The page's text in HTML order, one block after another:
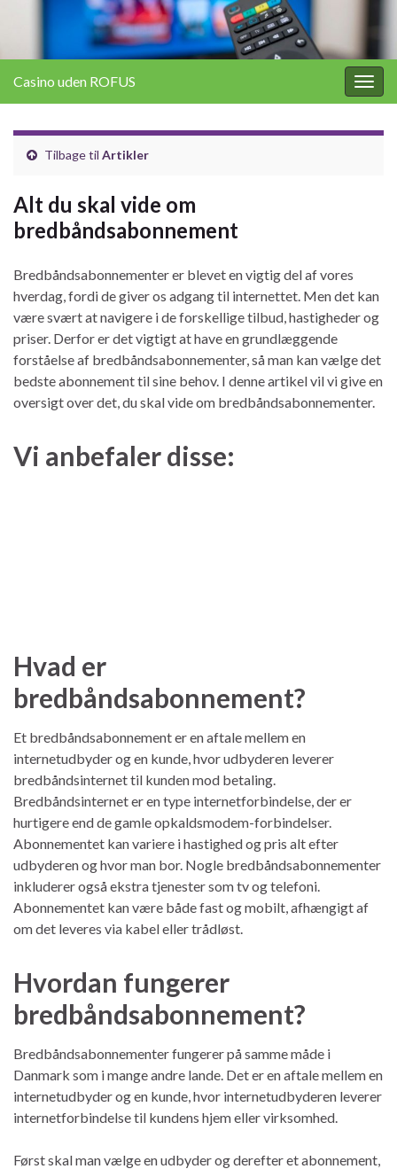
Casino uden ROFUS
Tilbage til Artikler
Alt du skal vide om
bredbåndsabonnement
Bredbåndsabonnementer er blevet en vigtig del af vores
hverdag, fordi de giver os adgang til internettet. Men det kan
være svært at navigere i de forskellige tilbud, hastigheder og
priser. Derfor er det vigtigt at have en grundlæggende
forståelse af bredbåndsabonnementer, så man kan vælge det
bedste abonnement til sine behov. I denne artikel vil vi give en
oversigt over det, du skal vide om bredbåndsabonnementer.
Vi anbefaler disse:
Hvad er
bredbåndsabonnement?
Et bredbåndsabonnement er en aftale mellem en
internetudbyder og en kunde, hvor udbyderen leverer
bredbåndsinternet til kunden mod betaling.
Bredbåndsinternet er en type internetforbindelse, der er
hurtigere end de gamle opkaldsmodem-forbindelser.
Abonnementet kan variere i hastighed og pris alt efter
udbyderen og hvor man bor. Nogle bredbåndsabonnementer
inkluderer også ekstra tjenester som tv og telefoni.
Abonnementet kan være både fast og mobilt, afhængigt af
om det leveres via kabel eller trådløst.
Hvordan fungerer
bredbåndsabonnement?
Bredbåndsabonnementer fungerer på samme måde i
Danmark som i mange andre lande. Det er en aftale mellem en
internetudbyder og en kunde, hvor internetudbyderen leverer
internetforbindelse til kundens hjem eller virksomhed.
Først skal man vælge en udbyder og derefter et abonnement,